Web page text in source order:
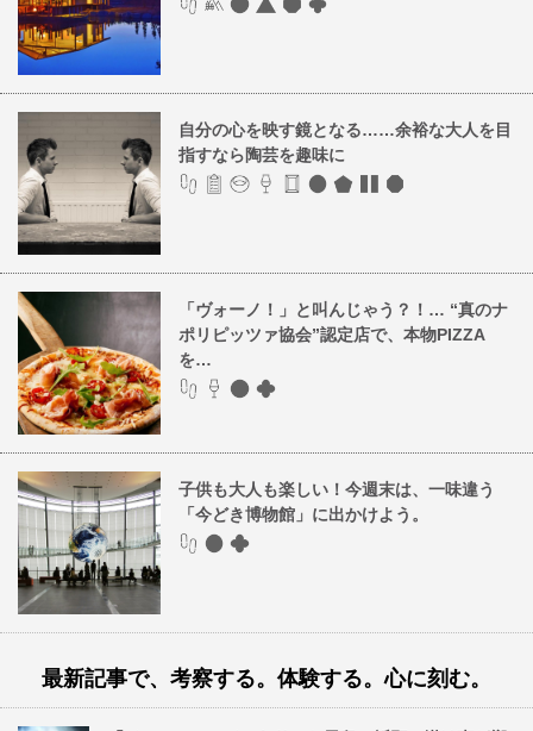
自分の心を映す鏡となる……余裕な大人を目
指すなら陶芸を趣味に
「ヴォーノ！」と叫んじゃう？！… “真のナ
ポリピッツァ協会”認定店で、本物PIZZA
を…
子供も大人も楽しい！今週末は、一味違う
「今どき博物館」に出かけよう。
最新記事で、考察する。体験する。心に刻む。